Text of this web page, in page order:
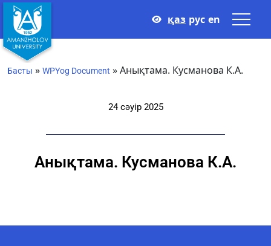
қаз рус en
Басты » WPYog Document »Анықтама. Кусманова К.А.
24 сәуір 2025
Анықтама. Кусманова К.А.